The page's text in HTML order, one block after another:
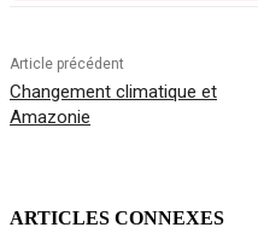
Article précédent
Changement climatique et
Amazonie
ARTICLES CONNEXES